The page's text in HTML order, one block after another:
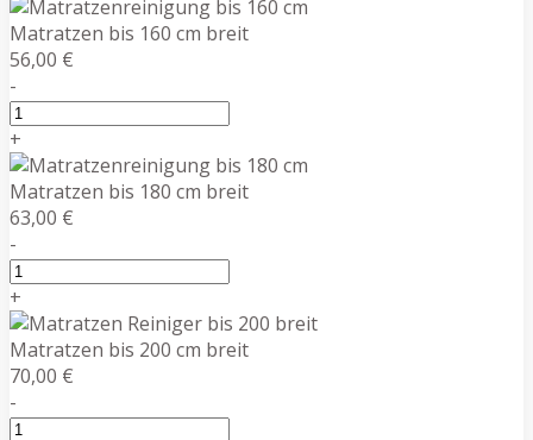
Matratzen bis 160 cm breit
56,00 €
-
+
Matratzen bis 180 cm breit
63,00 €
-
+
Matratzen bis 200 cm breit
70,00 €
-